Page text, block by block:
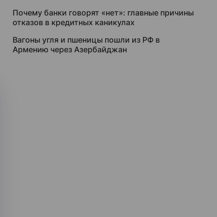
Почему банки говорят «нет»: главные причины
отказов в кредитных каникулах
Вагоны угля и пшеницы пошли из РФ в
Армению через Азербайджан